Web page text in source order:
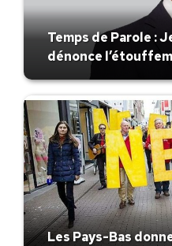
Temps de Parole :
dénonce
Les Pays-Bas